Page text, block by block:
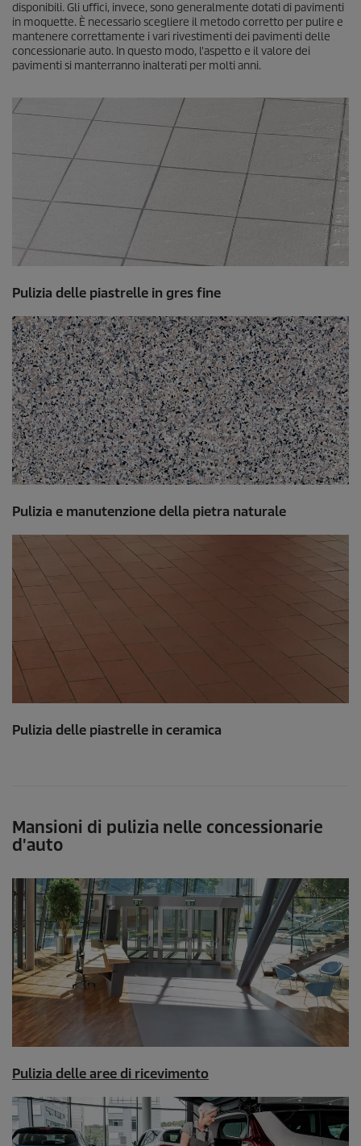
disponibili. Gli uffici, invece, sono generalmente dotati di pavimenti
in moquette. È necessario scegliere il metodo corretto per pulire e
mantenere correttamente i vari rivestimenti dei pavimenti delle
concessionarie auto. In questo modo, l'aspetto e il valore dei
pavimenti si manterranno inalterati per molti anni.
Pulizia delle piastrelle in gres fine
Pulizia e manutenzione della pietra naturale
Pulizia delle piastrelle in ceramica
Mansioni di pulizia nelle concessionarie
d'auto
Pulizia delle aree di ricevimento